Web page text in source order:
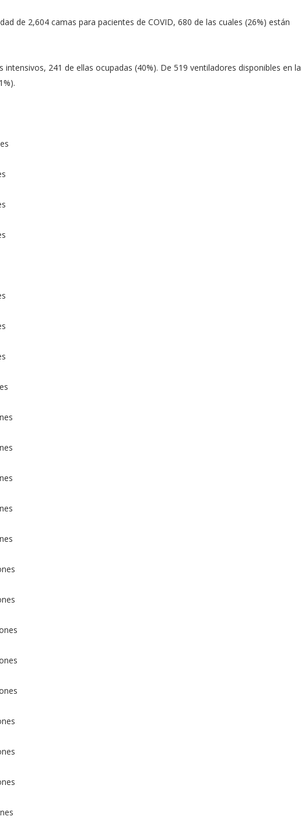
de 2,604 camas para pacientes de COVID, 680 de las cuales (26%) están
intensivos, 241 de ellas ocupadas (40%). De 519 ventiladores disponibles en la